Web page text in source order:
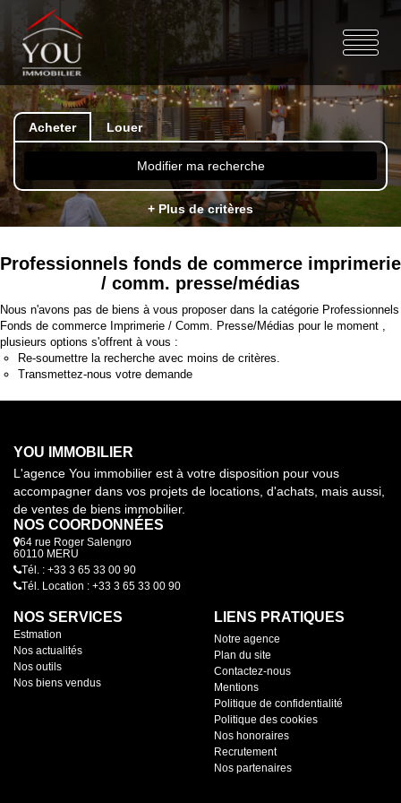
Acheter Louer
Modifier ma recherche
+ Plus de critères
Professionnels fonds de commerce imprimerie
/ comm. presse/médias
Nous n'avons pas de biens à vous proposer dans la catégorie Professionnels
Fonds de commerce Imprimerie / Comm. Presse/Médias pour le moment ,
plusieurs options s'offrent à vous :
Re-soumettre la recherche avec moins de critères.
Transmettez-nous votre demande
YOU IMMOBILIER
L'agence You immobilier est à votre disposition pour vous
accompagner dans vos projets de locations, d'achats, mais aussi,
de ventes de biens immobilier.
NOS COORDONNÉES
64 rue Roger Salengro
60110 MERU
Tél. : +33 3 65 33 00 90
Tél. Location : +33 3 65 33 00 90
NOS SERVICES
Estmation
Nos actualités
Nos outils
Nos biens vendus
LIENS PRATIQUES
Notre agence
Plan du site
Contactez-nous
Mentions
Politique de confidentialité
Politique des cookies
Nos honoraires
Recrutement
Nos partenaires